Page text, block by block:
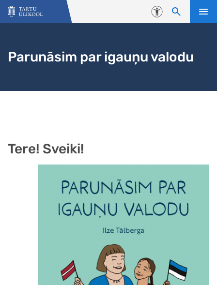
Liigu edasi põhisisu juurde
Juurdepääsetavus
Parunāsim par igauņu valodu
Tere! Sveiki!